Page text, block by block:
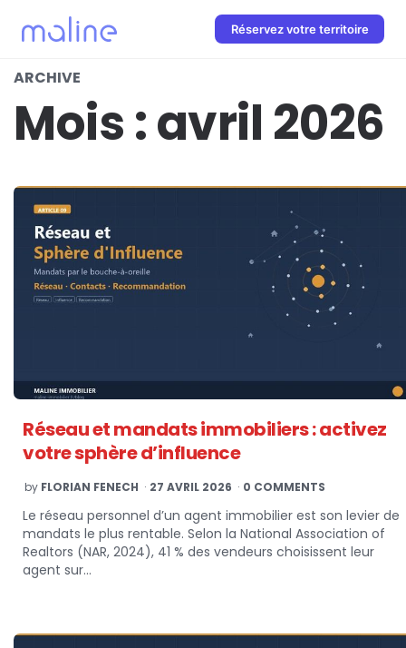
Réservez votre territoire
ARCHIVE
Mois :avril 2026
Réseau et mandats immobiliers : activez
votre sphère d’influence
POSTED
BY
by FLORIAN FENECH 27 AVRIL 2026 0 COMMENTS
Le réseau personnel d’un agent immobilier est son levier de
mandats le plus rentable. Selon la National Association of
Realtors (NAR, 2024), 41 % des vendeurs choisissent leur
agent sur…